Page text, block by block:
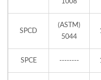
1008
SPCD
(ASTM)
5044
SPCE --------